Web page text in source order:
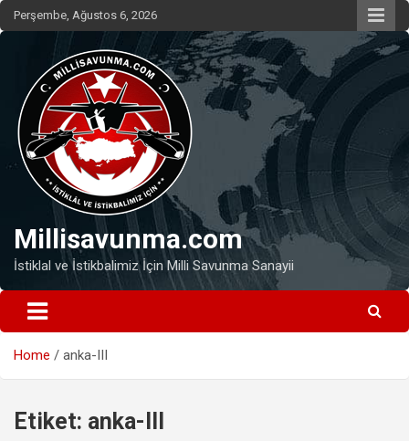
Skip
to
Perşembe, Ağustos 6, 2026
Millisavunma.com
İstiklal ve İstikbalimiz İçin Milli Savunma Sanayii
Home anka-III
Etiket: anka-III